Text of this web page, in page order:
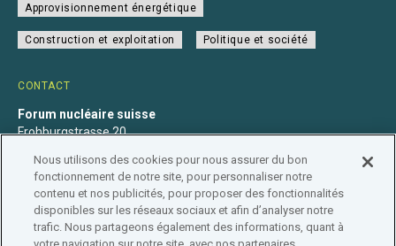
CONTACT
Forum nucléaire suisse
Frohburgstrasse 20
+41 31 560 36 50
info@nuklearforum.ch
Approvisionnement énergétique
Construction et exploitation Politique et société
Nous utilisons des cookies pour nous assurer du bon
fonctionnement de notre site, pour personnaliser notre
contenu et nos publicités, pour proposer des fonctionnalités
disponibles sur les réseaux sociaux et afin d’analyser notre
trafic. Nous partageons également des informations, quant à